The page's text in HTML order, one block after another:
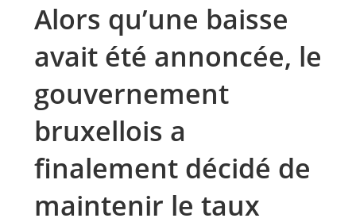
Alors qu’une baisse
avait été annoncée, le
gouvernement
bruxellois a
finalement décidé de
maintenir le taux